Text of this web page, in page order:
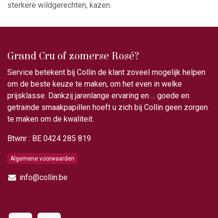
sterkere wildgerechten, kazen.
Grand Cru of zomerse Rosé?
Service betekent bij Collin de klant zoveel mogelijk helpen
om de beste keuze te maken, om het even in welke
prijsklasse. Dankzij jarenlange ervaring en ... goede en
getrainde smaakpapillen hoeft u zich bij Collin geen zorgen
te maken om de kwaliteit.
Btwnr : BE 0424 285 819
Algemene voorwaarden
info@collin.be